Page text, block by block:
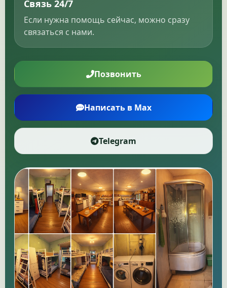
Связь 24/7
Если нужна помощь сейчас, можно сразу
связаться с нами.
Позвонить
Написать в Max
Telegram